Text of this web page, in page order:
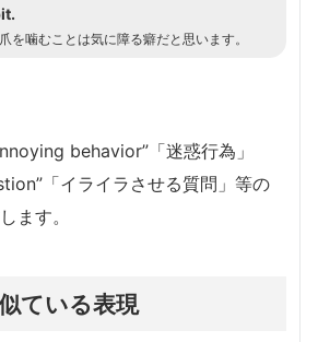
爪を噛むことは気に障る癖だと思います。
behavior”「迷惑行為」
「イライラさせる質問」等の
ます。
ている表現